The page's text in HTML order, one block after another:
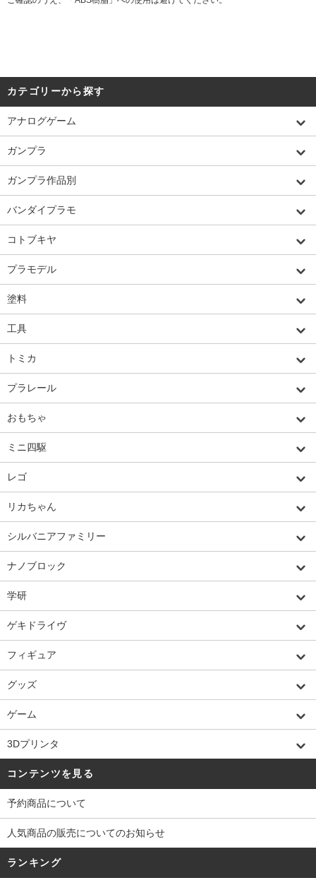
カテゴリーから探す
アナログゲーム
ガンプラ
ガンプラ作品別
バンダイプラモ
コトブキヤ
プラモデル
塗料
工具
トミカ
プラレール
おもちゃ
ミニ四駆
レゴ
リカちゃん
シルバニアファミリー
ナノブロック
学研
ゲキドライヴ
フィギュア
グッズ
ゲーム
3Dプリンタ
コンテンツを見る
予約商品について
人気商品の販売についてのお知らせ
ランキング